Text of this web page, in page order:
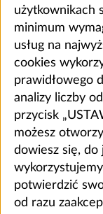
użytkownikach
minimum
usług na
cookies
prawidłowego
analizy liczby
przycisk
możesz
dowiesz się, do
potwierdzić
od razu